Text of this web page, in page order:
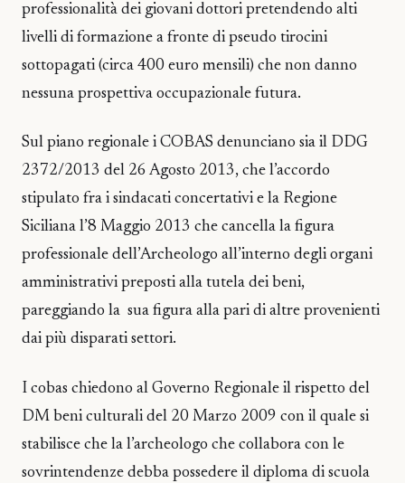
professionalità dei giovani dottori pretendendo alti
livelli di formazione a fronte di pseudo tirocini
sottopagati (circa 400 euro mensili) che non danno
nessuna prospettiva occupazionale futura.
Sul piano regionale i COBAS denunciano sia il DDG
2372/2013 del 26 Agosto 2013, che l’accordo
stipulato fra i sindacati concertativi e la Regione
Siciliana l’8 Maggio 2013 che cancella la figura
professionale dell’Archeologo all’interno degli organi
amministrativi preposti alla tutela dei beni,
pareggiando la sua figura alla pari di altre provenienti
dai più disparati settori.
I cobas chiedono al Governo Regionale il rispetto del
DM beni culturali del 20 Marzo 2009 con il quale si
stabilisce che la l’archeologo che collabora con le
sovrintendenze debba possedere il diploma di scuola